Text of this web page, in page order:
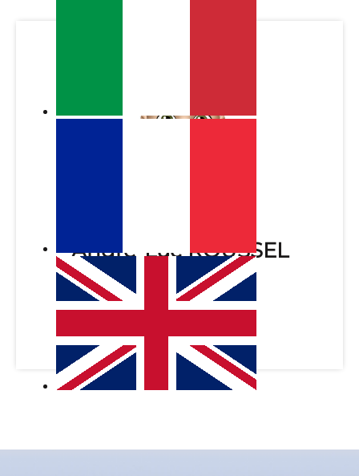
André-Luc ROUSSEL
Gestore
andreluc@jlrimmo.com
06 03 95 28 25